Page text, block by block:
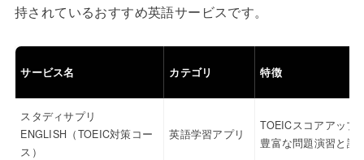
持されているおすすめ英語サービスです。
サービス名 カテゴリ 特徴
スタディサプリ
ENGLISH（TOEIC対策コー
ス）
英語学習アプリ
TOEICスコアアップ
豊富な問題演習と講